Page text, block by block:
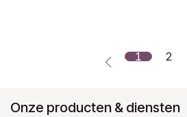
1 2
Onze producten & diensten